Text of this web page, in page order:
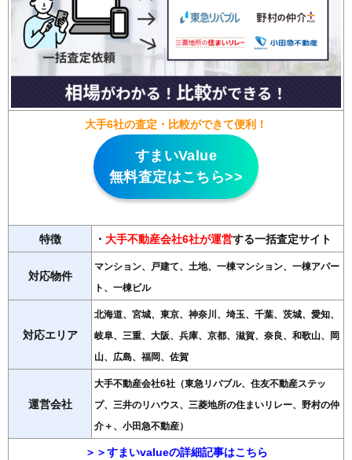
大手6社の査定・比較ができて便利！
すまいValue
無料査定はこちら>>
特徴 ・ 大手不動産会社6社が運営する一括査定サイト
対応物件
マンション、戸建て、土地、一棟マンション、一棟アパー
ト、一棟ビル
対応エリア
北海道、宮城、東京、神奈川、埼玉、千葉、茨城、愛知、
岐阜、三重、大阪、兵庫、京都、滋賀、奈良、和歌山、岡
山、広島、福岡、佐賀
運営会社
大手不動産会社6社（東急リバブル、住友不動産ステッ
プ、三井のリハウス、三菱地所の住まいリレー、野村の仲
介＋、小田急不動産）
＞＞すまいvalueの詳細記事はこちら